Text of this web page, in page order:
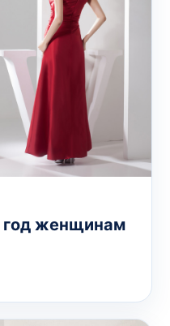
год женщинам